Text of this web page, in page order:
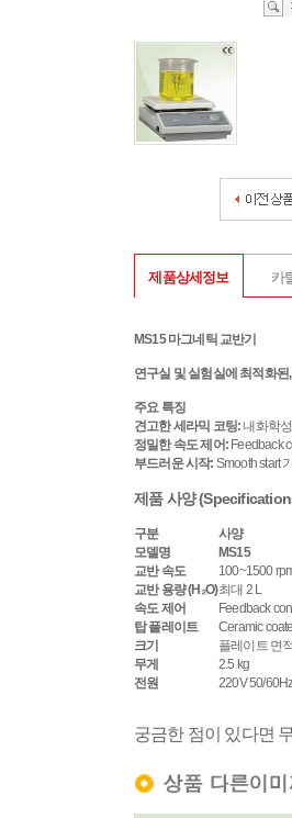
제품상세정보 카
MS15 마그네틱 교반기
연구실 및 실험실에 최적화된
주요 특징
견고한 세라믹 코팅:내화학
정밀한 속도 제어: Feedback
부드러운 시작: Smooth start
제품 사양
구분
사양
모델명
MS15
교반 속도
100~1500
교반 용량 (H₂O)최대 2 L
속도 제어
Feedback
탑 플레이트
Ceramic
크기
플레이트 면
무게
2.5 kg
전원
220V 50/
궁금한 점이 있다면